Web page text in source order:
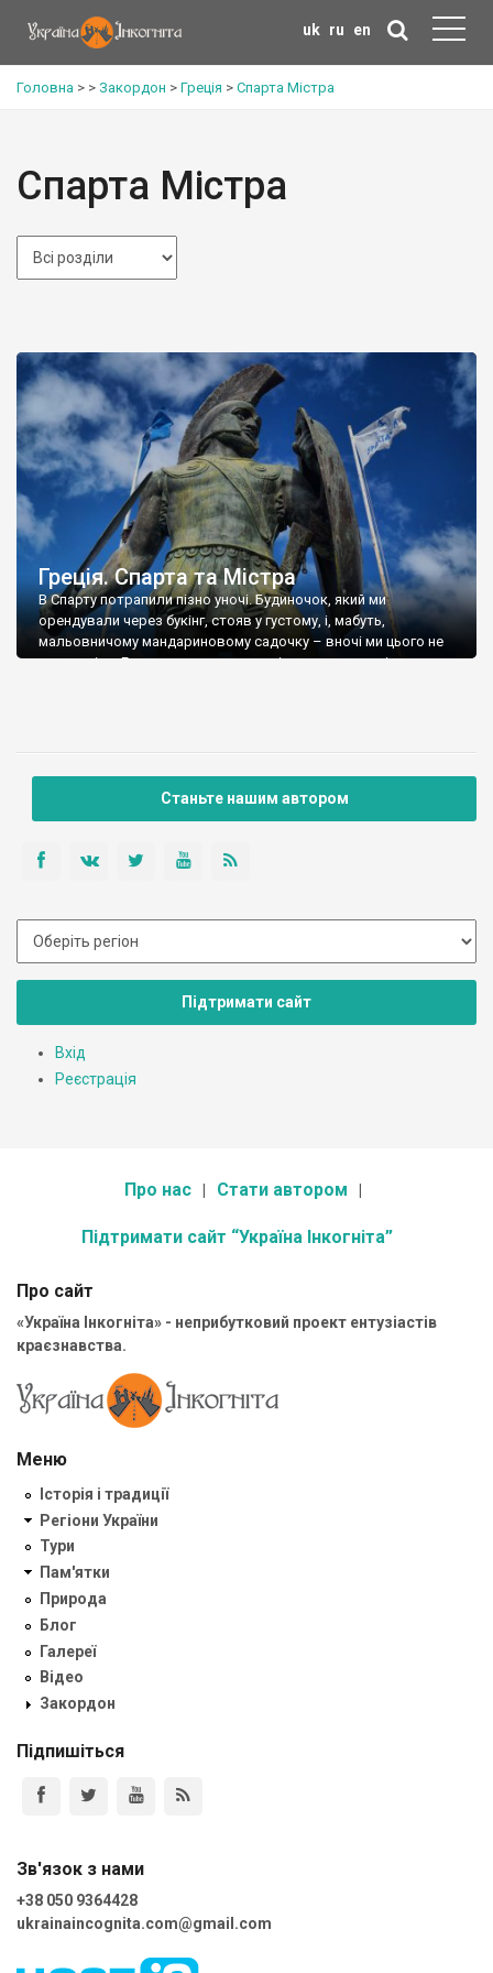
uk ru en
Головна > > Закордон > Греція > Спарта Містра
Спарта Містра
Греція. Спарта та Містра
В Спарту потрапили пізно уночі. Будиночок, який ми
орендували через букінг, стояв у густому, і, мабуть,
мальовничому мандариновому садочку – вночі ми цього не
розгдеділи. Господар написав – рвіть мандарин скільки
Станьте нашим автором
Підтримати сайт
Вхід
Реєстрація
Про нас Стати автором
Підтримати сайт “Україна Інкогніта”
Про сайт
«Україна Інкогніта» - неприбутковий проект ентузіастів
краєзнавства.
Меню
Історія і традиції
Регіони України
Тури
Пам'ятки
Природа
Блог
Галереї
Відео
Закордон
Підпишіться
Зв'язок з нами
+38 050 9364428
ukrainaincognita.com@gmail.com